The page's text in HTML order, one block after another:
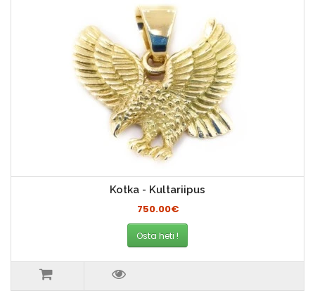
Kotka - Kultariipus
750.00€
Osta heti !